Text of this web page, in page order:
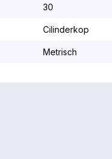
30
Cilinderkop
Metrisch